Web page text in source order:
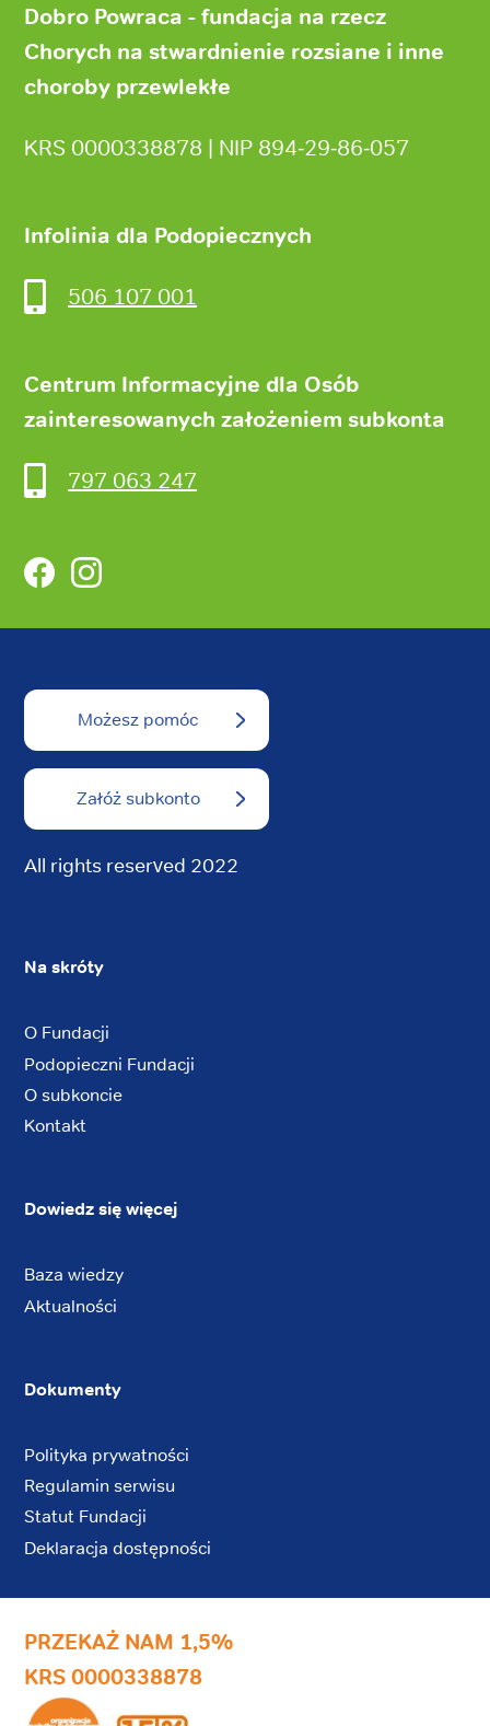
stronyDobro Powraca - fundacja na rzecz
Chorych na stwardnienie rozsiane i inne
choroby przewlekłe
KRS 0000338878 | NIP 894‑29‑86‑057
Infolinia dla Podopiecznych
506 107 001
Centrum Informacyjne dla Osób
zainteresowanych założeniem subkonta
797 063 247
FacebookInstagram
Możesz pomóc
Załóż subkonto
All rights reserved 2022
Na skróty
O Fundacji
Podopieczni Fundacji
O subkoncie
Kontakt
Dowiedz się więcej
Baza wiedzy
Aktualności
Dokumenty
Polityka prywatności
Regulamin serwisu
Statut Fundacji
Deklaracja dostępności
PRZEKAŻ NAM 1,5%
KRS 0000338878